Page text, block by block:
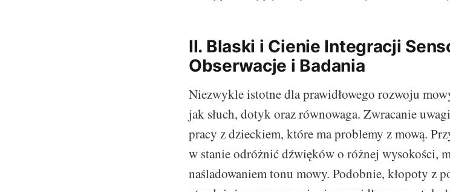
II. Blaski i Cienie Integracji
Obserwacje i Badania
Niezwykle istotne dla prawidłowego rozwoju
jak słuch, dotyk oraz równowaga. Zwracanie
pracy z dzieckiem, które ma problemy z mową.
w stanie odróżnić dźwięków o różnej wysokości,
naśladowaniem tonu mowy. Podobnie, kłopoty z